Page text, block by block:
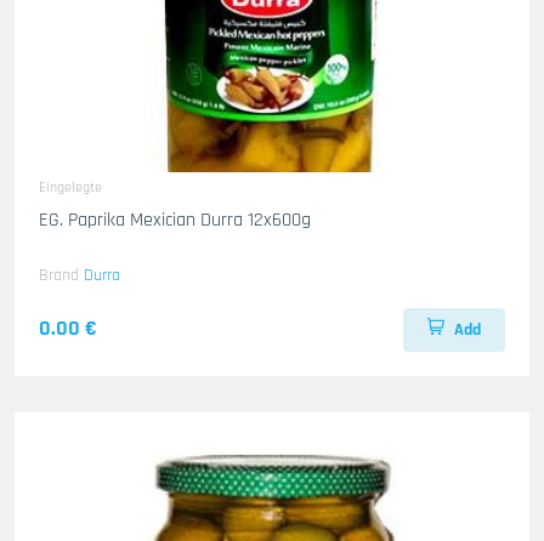
Eingelegte
EG. Paprika Mexician Durra 12x600g
Brand Durra
0.00 € Add